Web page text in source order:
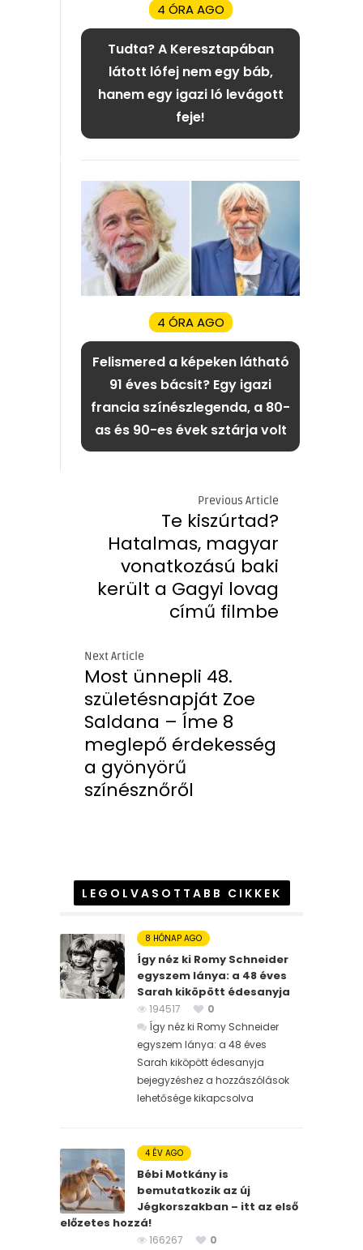
4 ÓRA AGO
Tudta? A Keresztapában
látott lófej nem egy báb,
hanem egy igazi ló levágott
feje!
4 ÓRA AGO
Felismered a képeken látható
91 éves bácsit? Egy igazi
francia színészlegenda, a 80-
as és 90-es évek sztárja volt
Previous Article
Te kiszúrtad?
Hatalmas, magyar
vonatkozású baki
került a Gagyi lovag
című filmbe
Next Article
Most ünnepli 48.
születésnapját Zoe
Saldana – Íme 8
meglepő érdekesség
a gyönyörű
színésznőről
LEGOLVASOTTABB CIKKEK
8 HÓNAP AGO
Így néz ki Romy Schneider
egyszem lánya: a 48 éves
Sarah kiköpött édesanyja
194517
0
Így néz ki Romy Schneider
egyszem lánya: a 48 éves
Sarah kiköpött édesanyja
bejegyzéshez a hozzászólások
lehetősége kikapcsolva
4 ÉV AGO
Bébi Motkány is
bemutatkozik az új
Jégkorszakban – itt az első
előzetes hozzá!
166267
0